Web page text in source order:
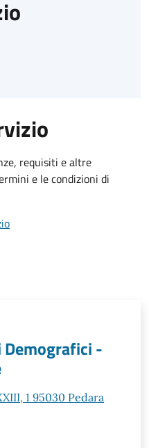
requisiti e altre
e le condizioni di
-
1 95030 Pedara